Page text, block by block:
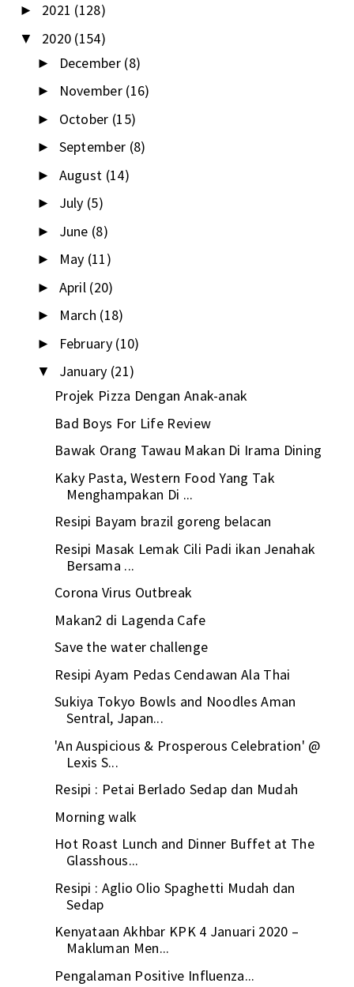
► 2021 (128)
▼ 2020 (154)
► December (8)
► November (16)
► October (15)
► September (8)
► August (14)
► July (5)
► June (8)
► May (11)
► April (20)
► March (18)
► February (10)
▼ January (21)
Projek Pizza Dengan Anak-anak
Bad Boys For Life Review
Bawak Orang Tawau Makan Di Irama Dining
Kaky Pasta, Western Food Yang Tak
Menghampakan Di ...
Resipi Bayam brazil goreng belacan
Resipi Masak Lemak Cili Padi ikan Jenahak
Bersama ...
Corona Virus Outbreak
Makan2 di Lagenda Cafe
Save the water challenge
Resipi Ayam Pedas Cendawan Ala Thai
Sukiya Tokyo Bowls and Noodles Aman
Sentral, Japan...
'An Auspicious & Prosperous Celebration' @
Lexis S...
Resipi : Petai Berlado Sedap dan Mudah
Morning walk
Hot Roast Lunch and Dinner Buffet at The
Glasshous...
Resipi : Aglio Olio Spaghetti Mudah dan
Sedap
Kenyataan Akhbar KPK 4 Januari 2020 –
Makluman Men...
Pengalaman Positive Influenza...